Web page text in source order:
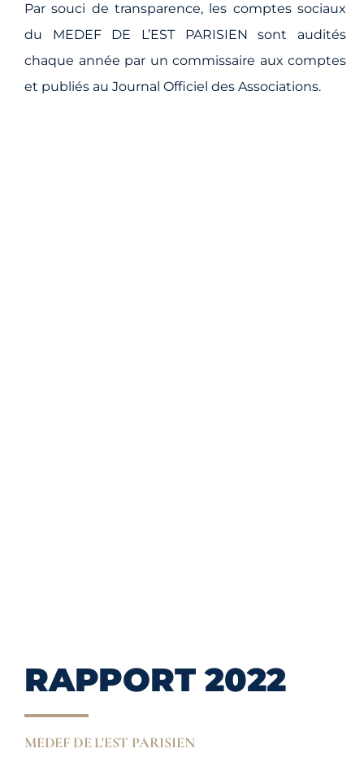
Par souci de transparence, les comptes sociaux
du MEDEF DE L’EST PARISIEN sont audités
chaque année par un commissaire aux comptes
et publiés au Journal Officiel des Associations.
RAPPORT 2022
MEDEF DE L'EST PARISIEN